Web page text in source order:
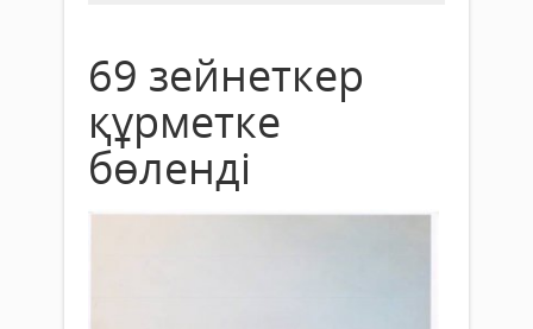
69 зейнеткер
құрметке
бөленді